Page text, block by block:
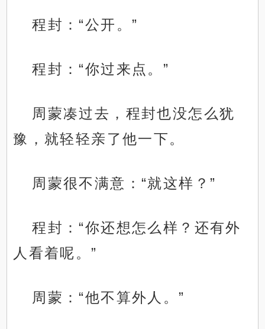
程封：“公开。”
程封：“你过来点。”
周蒙凑过去，程封也没怎么犹
豫，就轻轻亲了他一下。
周蒙很不满意：“就这样？”
程封：“你还想怎么样？还有外
人看着呢。”
周蒙：“他不算外人。”